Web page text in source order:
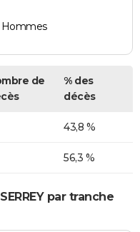
Hommes
de
% des
décès
43,8 %
56,3 %
par tranche